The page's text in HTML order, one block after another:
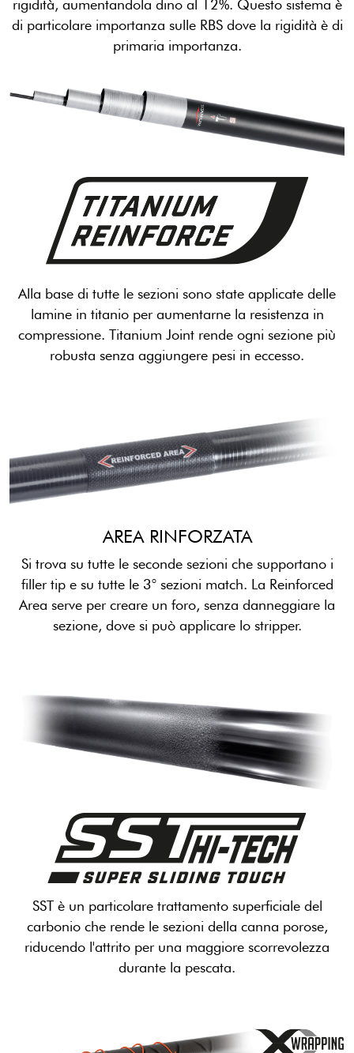
rigidità, aumentandola dino al 12%. Questo sistema è
di particolare importanza sulle RBS dove la rigidità è di
primaria importanza.
Alla base di tutte le sezioni sono state applicate delle
lamine in titanio per aumentarne la resistenza in
compressione. Titanium Joint rende ogni sezione più
robusta senza aggiungere pesi in eccesso.
AREA RINFORZATA
Si trova su tutte le seconde sezioni che supportano i
filler tip e su tutte le 3° sezioni match. La Reinforced
Area serve per creare un foro, senza danneggiare la
sezione, dove si può applicare lo stripper.
SST è un particolare trattamento superficiale del
carbonio che rende le sezioni della canna porose,
riducendo l'attrito per una maggiore scorrevolezza
durante la pescata.